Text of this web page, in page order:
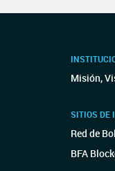
Misión,
SITIOS DE
Red de
BFA